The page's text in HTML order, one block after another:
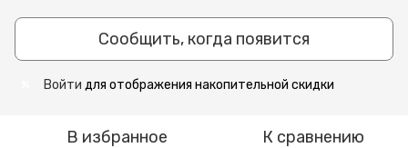
Сообщить, когда появится
Войти для отображения накопительной скидки
В избранное К сравнению